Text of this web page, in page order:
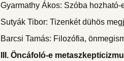
Gyarmathy Ákos: Szóba
Sutyák Tibor: Tizenkét dühös
Barcsi Tamás: Filozófia,
III. Öncáfoló-e